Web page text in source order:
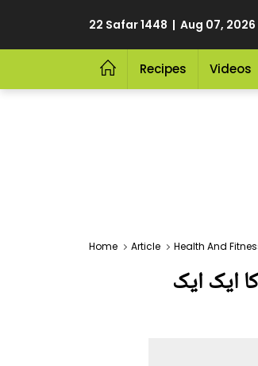
22 Safar 1448 | Aug 07, 2026
Recipes Videos
Home Article Health And
ایک ایک